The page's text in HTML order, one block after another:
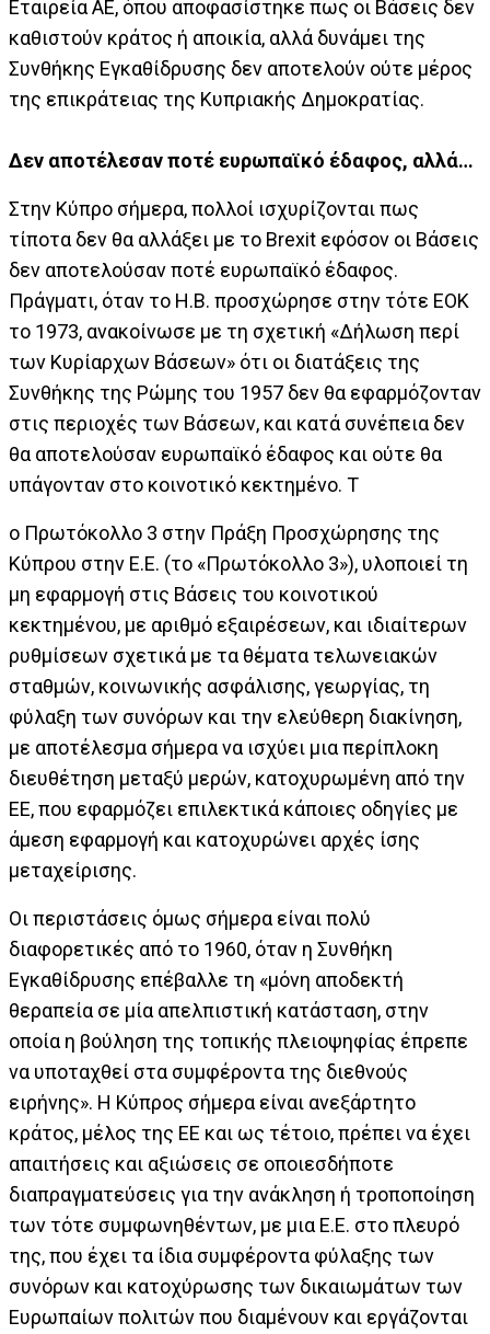
Εταιρεία ΑΕ, όπου αποφασίστηκε πως οι Βάσεις δεν
καθιστούν κράτος ή αποικία, αλλά δυνάμει της
Συνθήκης Εγκαθίδρυσης δεν αποτελούν ούτε μέρος
της επικράτειας της Κυπριακής Δημοκρατίας.
Δεν αποτέλεσαν ποτέ ευρωπαϊκό έδαφος, αλλά…
Στην Κύπρο σήμερα, πολλοί ισχυρίζονται πως
τίποτα δεν θα αλλάξει με το Brexit εφόσον οι Βάσεις
δεν αποτελούσαν ποτέ ευρωπαϊκό έδαφος.
Πράγματι, όταν το Η.Β. προσχώρησε στην τότε ΕΟΚ
το 1973, ανακοίνωσε με τη σχετική «Δήλωση περί
των Κυρίαρχων Βάσεων» ότι οι διατάξεις της
Συνθήκης της Ρώμης του 1957 δεν θα εφαρμόζονταν
στις περιοχές των Βάσεων, και κατά συνέπεια δεν
θα αποτελούσαν ευρωπαϊκό έδαφος και ούτε θα
υπάγονταν στο κοινοτικό κεκτημένο. Τ
ο Πρωτόκολλο 3 στην Πράξη Προσχώρησης της
Κύπρου στην Ε.Ε. (το «Πρωτόκολλο 3»), υλοποιεί τη
μη εφαρμογή στις Βάσεις του κοινοτικού
κεκτημένου, με αριθμό εξαιρέσεων, και ιδιαίτερων
ρυθμίσεων σχετικά με τα θέματα τελωνειακών
σταθμών, κοινωνικής ασφάλισης, γεωργίας, τη
φύλαξη των συνόρων και την ελεύθερη διακίνηση,
με αποτέλεσμα σήμερα να ισχύει μια περίπλοκη
διευθέτηση μεταξύ μερών, κατοχυρωμένη από την
ΕΕ, που εφαρμόζει επιλεκτικά κάποιες οδηγίες με
άμεση εφαρμογή και κατοχυρώνει αρχές ίσης
μεταχείρισης.
Οι περιστάσεις όμως σήμερα είναι πολύ
διαφορετικές από το 1960, όταν η Συνθήκη
Εγκαθίδρυσης επέβαλλε τη «μόνη αποδεκτή
θεραπεία σε μία απελπιστική κατάσταση, στην
οποία η βούληση της τοπικής πλειοψηφίας έπρεπε
να υποταχθεί στα συμφέροντα της διεθνούς
ειρήνης». Η Κύπρος σήμερα είναι ανεξάρτητο
κράτος, μέλος της ΕΕ και ως τέτοιο, πρέπει να έχει
απαιτήσεις και αξιώσεις σε οποιεσδήποτε
διαπραγματεύσεις για την ανάκληση ή τροποποίηση
των τότε συμφωνηθέντων, με μια Ε.Ε. στο πλευρό
της, που έχει τα ίδια συμφέροντα φύλαξης των
συνόρων και κατοχύρωσης των δικαιωμάτων των
Ευρωπαίων πολιτών που διαμένουν και εργάζονται